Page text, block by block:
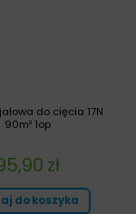
do cięcia 17N
90m² 1op
zł
do koszyka